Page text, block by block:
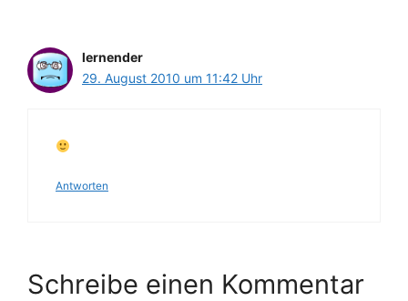
lernender
29. August 2010 um 11:42 Uhr
Antworten
Schreibe einen Kommentar